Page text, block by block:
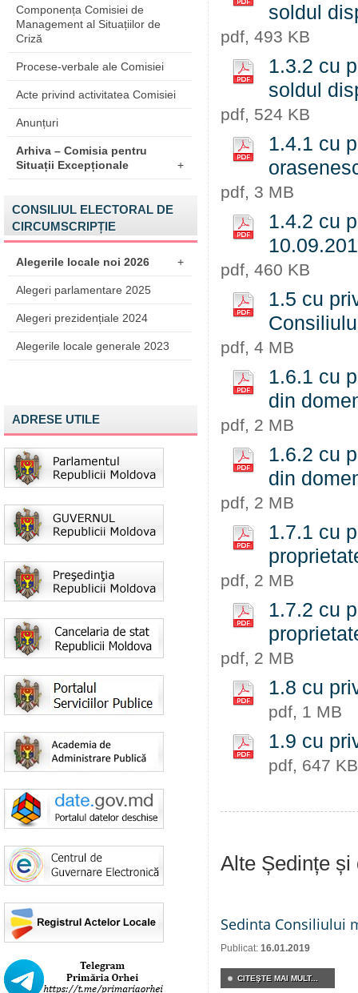
Componența Comisiei de
Management al Situațiilor de
Criză
Procese-verbale ale Comisiei
Acte privind activitatea Comisiei
Anunțuri
Arhiva – Comisia pentru
Situații Excepționale
+
CONSILIUL ELECTORAL DE
CIRCUMSCRIPȚIE
Alegerile locale noi 2026 +
Alegeri parlamentare 2025
Alegeri prezidențiale 2024
Alegerile locale generale 2023
ADRESE UTILE
soldul
pdf, 493 KB
1.3.2 cu
soldul
pdf, 524 KB
1.4.1 cu
pdf, 3 MB
1.4.2 cu
pdf, 460 KB
1.5 cu
pdf, 4 MB
1.6.1 cu
din
pdf, 2 MB
1.6.2 cu
din
pdf, 2 MB
1.7.1 cu
pdf, 2 MB
1.7.2 cu
pdf, 2 MB
1.8 cu
pdf, 1 MB
1.9 cu
pdf, 647 KB
Alte Ședințe și
Sedinta Consiliului
Publicat: 16.01.2019
CITEŞTE MAI MULT...